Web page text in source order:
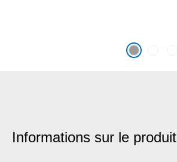
Informations sur le produit